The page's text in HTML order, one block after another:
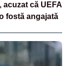
acuzat că UEFA
fostă angajată